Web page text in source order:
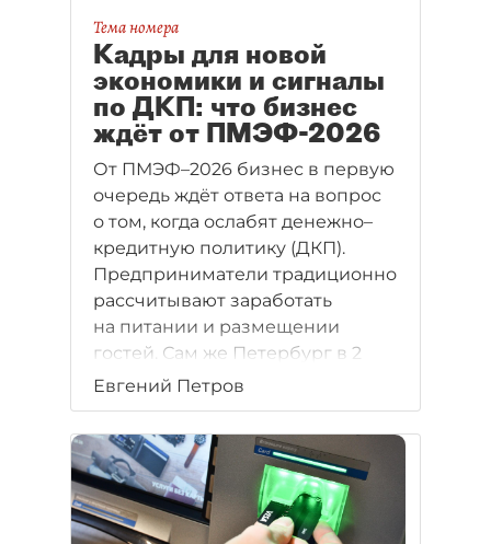
Тема номера
Кадры для новой
экономики и сигналы
по ДКП: что бизнес
ждёт от ПМЭФ-2026
От ПМЭФ–2026 бизнес в первую
очередь ждёт ответа на вопрос
о том, когда ослабят денежно–
кредитную политику (ДКП).
Предприниматели традиционно
рассчитывают заработать
на питании и размещении
гостей. Сам же Петербург в 2
раза увеличил расходы
на участие в мероприятии.
Евгений Петров